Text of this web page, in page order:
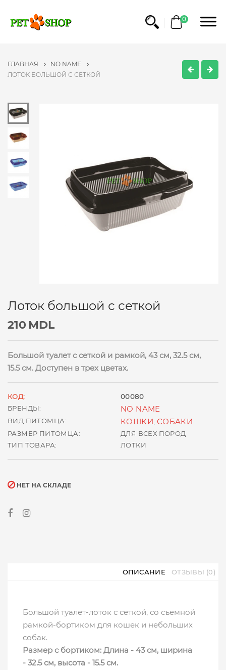
0
ГЛАВНАЯ
NO NAME
ЛОТОК БОЛЬШОЙ С СЕТКОЙ
Лоток большой с сеткой
210 MDL
Большой туалет с сеткой и рамкой, 43 см, 32.5 см,
15.5 см. Доступен в трех цветах.
КОД:
00080
БРЕНДЫ:
NO NAME
ВИД ПИТОМЦА: КОШКИ СОБАКИ
РАЗМЕР ПИТОМЦА:
ДЛЯ ВСЕХ ПОРОД
ТИП ТОВАРА:
ЛОТКИ
НЕТ НА СКЛАДЕ
ОПИСАНИЕ ОТЗЫВЫ (0)
Большой туалет-лоток с сеткой, со съемной
рамкой-бортиком для кошек и небольших
собак.
Размер с бортиком: Длина - 43 см, ширина
- 32.5 см, высота - 15.5 см.